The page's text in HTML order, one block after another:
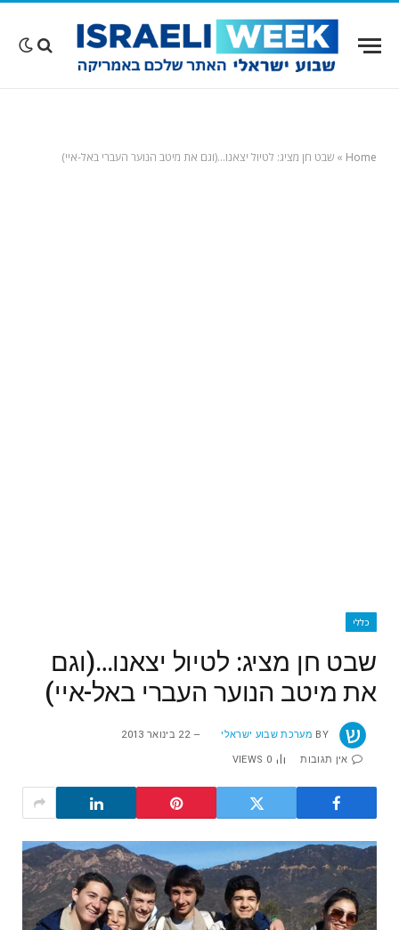
Home
» שבט חן מציג: לטיול יצאנו…(וגם את מיטב הנוער העברי באל-איי)
כללי
שבט חן מציג: לטיול יצאנו…(וגם
את מיטב הנוער העברי באל-איי)
BY מערכת שבוע ישראלי 22 בינואר 2013
אין תגובות 0
VIEWS